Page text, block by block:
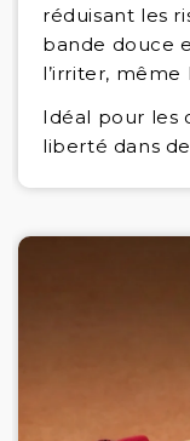
réduisant les
bande douce
l’irriter,
Idéal pour les
liberté dans